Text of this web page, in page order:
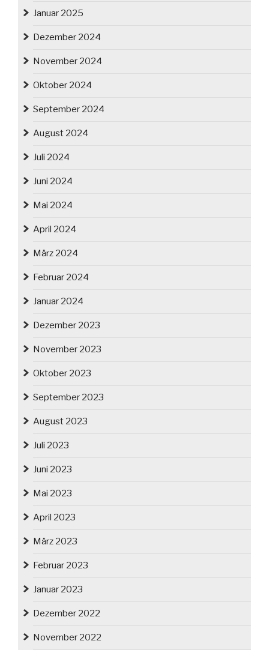
Januar 2025
Dezember 2024
November 2024
Oktober 2024
September 2024
August 2024
Juli 2024
Juni 2024
Mai 2024
April 2024
März 2024
Februar 2024
Januar 2024
Dezember 2023
November 2023
Oktober 2023
September 2023
August 2023
Juli 2023
Juni 2023
Mai 2023
April 2023
März 2023
Februar 2023
Januar 2023
Dezember 2022
November 2022